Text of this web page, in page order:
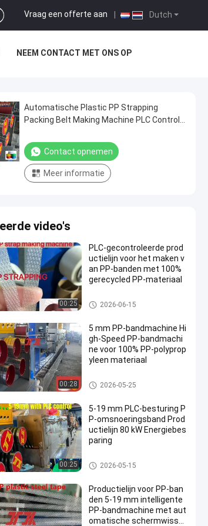
Dutch
Vraag een offerte aan
NEEM CONTACT MET ONS OP
Automatische Plastic PP Strapping
Packing Belt Making Machine PLC Control
Packing PLC
Contact opnemen
Meer informatie
video's
00:25
PLC-gecontroleerde prod
uctielijn voor het maken v
an PP-banden met 100%
gerecycled PP-materiaal
PP-bandband extrusielijn
2026-06-15
00:28
5 mm PP-bandmachine Hi
gh-Speed PP-bandmachi
ne voor 100% PP-polyprop
yleen materiaal
PP-bandband extrusielijn
2026-05-25
00:25
5-19 mm PLC-besturing P
P-omsnoeringsband Prod
uctielijn 80 kW Energiebes
paring
Machine voor het maken van P
P-banden
2026-05-15
Productielijn voor PP-ban
den 5-19 mm intelligente
PP-bandmachine met aut
omatische schermwissel